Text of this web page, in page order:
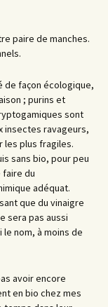
paire de manches.
de façon écologique,
; purins et
sont
insectes ravageurs,
les plus fragiles.
sans bio, pour peu
du
adéquat.
que du vinaigre
sera pas aussi
nom, à moins de
avoir encore
en bio chez mes